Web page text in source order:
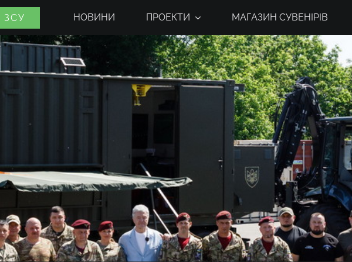
ЗСУ НОВИНИ ПРОЕКТИ МАГАЗИН СУВЕНІРІВ